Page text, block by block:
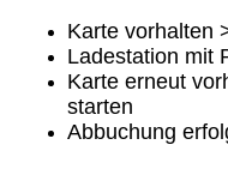
Karte vorhalten
Ladestation mit
Karte erneut
starten
Abbuchung